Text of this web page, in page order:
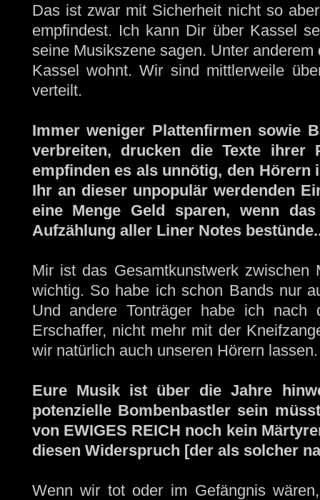
Das ist zwar mit Sicherheit nicht so
empfindest. Ich kann Dir über Kassel
seine Musikszene sagen. Unter
Kassel wohnt. Wir sind mittlerweile
verteilt.
Immer weniger Plattenfirmen sowie
verbreiten, drucken die Texte ihrer
empfinden es als unnötig, den Hörern
Ihr an dieser unpopulär werdenden
eine Menge Geld sparen, wenn
Aufzählung aller Liner Notes
Mir ist das Gesamtkunstwerk
wichtig. So habe ich schon Bands nur
Und andere Tonträger habe ich nach
Erschaffer, nicht mehr mit der
wir natürlich auch unseren Hörern lassen.
Eure Musik ist über die Jahre
potenzielle Bombenbastler sein
von EWIGES REICH noch kein
diesen Widerspruch [der als solcher
Wenn wir tot oder im Gefängnis